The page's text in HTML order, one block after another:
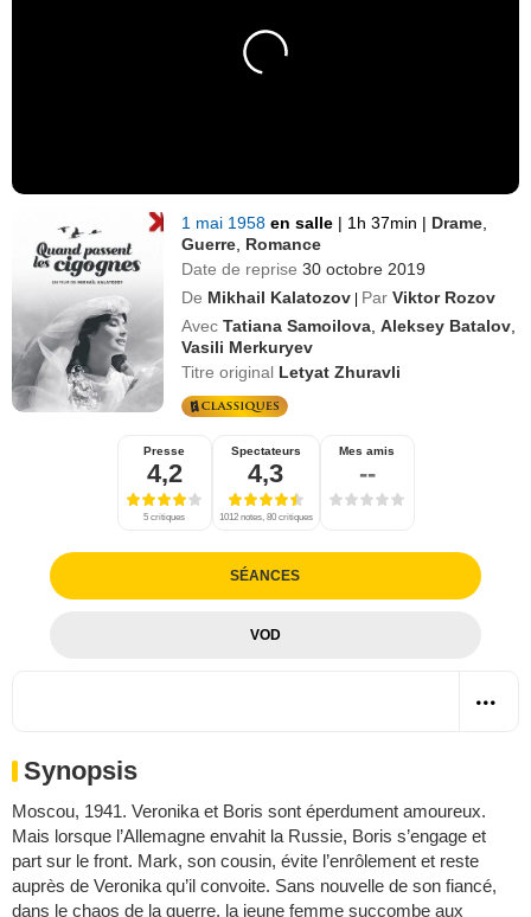
1 mai 1958en salle | 1h 37min | Drame
Guerre Romance
Date de reprise 30 octobre 2019
De Mikhail Kalatozov | Par Viktor Rozov
Avec Tatiana Samoilova ,Aleksey Batalov
Vasili Merkuryev
Titre original Letyat Zhuravli
Presse
4,2
5 critiques
Spectateurs
4,3
1012 notes, 80 critiques
Mes amis
--
SÉANCES
VOD
Synopsis
Moscou, 1941. Veronika et Boris sont éperdument amoureux.
Mais lorsque l’Allemagne envahit la Russie, Boris s’engage et
part sur le front. Mark, son cousin, évite l’enrôlement et reste
auprès de Veronika qu’il convoite. Sans nouvelle de son fiancé,
dans le chaos de la guerre, la jeune femme succombe aux